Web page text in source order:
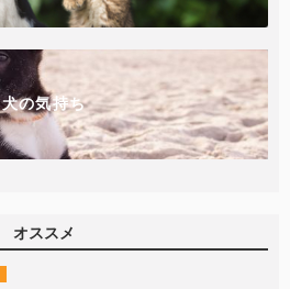
犬の気持ち
オススメ